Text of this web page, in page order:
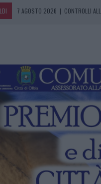
7 AGOSTO 2026 | CONTROLLI
2026 | FILM INTERNAZIONALE,
2026 | PORTO ROTONDO OSPITA LA